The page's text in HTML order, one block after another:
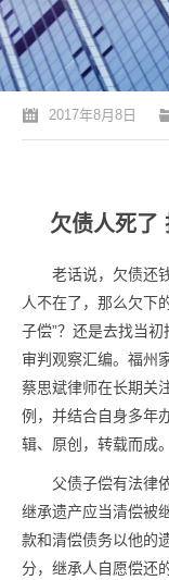
您的位置：
2017年8月8日
欠债人死了
老话说，欠债还
人不在了，那么欠下
子偿”？还是去找当
审判观察汇编。福州
蔡思斌律师在长期关
例，并结合自身多年
辑、原创，转载而成。
父债子偿有法律
继承遗产应当清偿被
款和清偿债务以他的
分，继承人自愿偿还